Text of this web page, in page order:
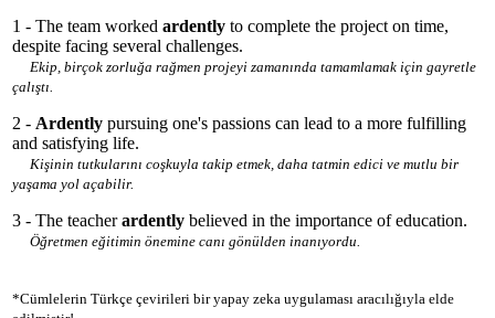
1 - The team worked ardently to complete the project on time,
despite facing several challenges.
Ekip, birçok zorluğa rağmen projeyi zamanında tamamlamak için gayretle
çalıştı.
2 - Ardently pursuing one's passions can lead to a more fulfilling
and satisfying life.
Kişinin tutkularını coşkuyla takip etmek, daha tatmin edici ve mutlu bir
yaşama yol açabilir.
3 - The teacherardently believed in the importance of education.
Öğretmen eğitimin önemine canı gönülden inanıyordu.
*Cümlelerin Türkçe çevirileri bir yapay zeka uygulaması aracılığıyla elde